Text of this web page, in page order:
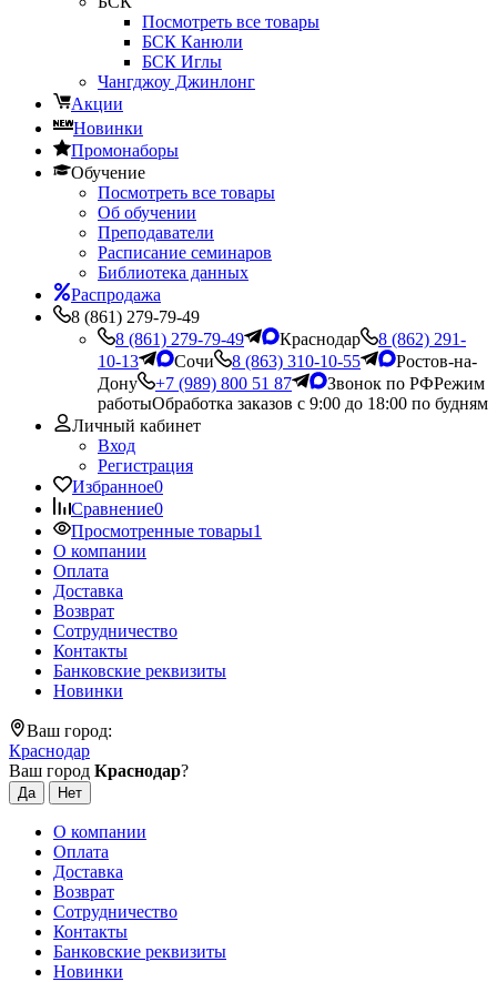
Посмотреть все товары
БСК Канюли
БСК Иглы
Чангджоу Джинлонг
Акции
Новинки
Промонаборы
Обучение
Посмотреть все товары
Об обучении
Преподаватели
Расписание семинаров
Библиотека данных
Распродажа
8 (861) 279-79-49
8 (861) 279-79-49
Краснодар
8 (862) 291-
10-13
Сочи 8 (863) 310-10-55
Ростов-на-
Дону
+7 (989) 800 51 87 Звонок по РФРежим
работыОбработка заказов с 9:00 до 18:00 по будням
Личный кабинет
Вход
Регистрация
Избранное0
Сравнение0
Просмотренные товары1
О компании
Оплата
Доставка
Возврат
Сотрудничество
Контакты
Банковские реквизиты
Новинки
Ваш город:
Краснодар
Ваш город Краснодар?
О компании
Оплата
Доставка
Возврат
Сотрудничество
Контакты
Банковские реквизиты
Новинки